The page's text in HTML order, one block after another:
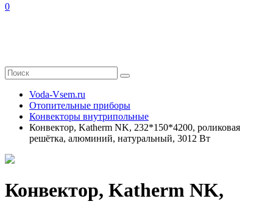
0
Voda-Vsem.ru
Отопительные приборы
Конвекторы внутрипольные
Конвектор, Katherm NK, 232*150*4200, роликовая
решётка, алюминий, натуральный, 3012 Вт
Конвектор, Katherm NK,